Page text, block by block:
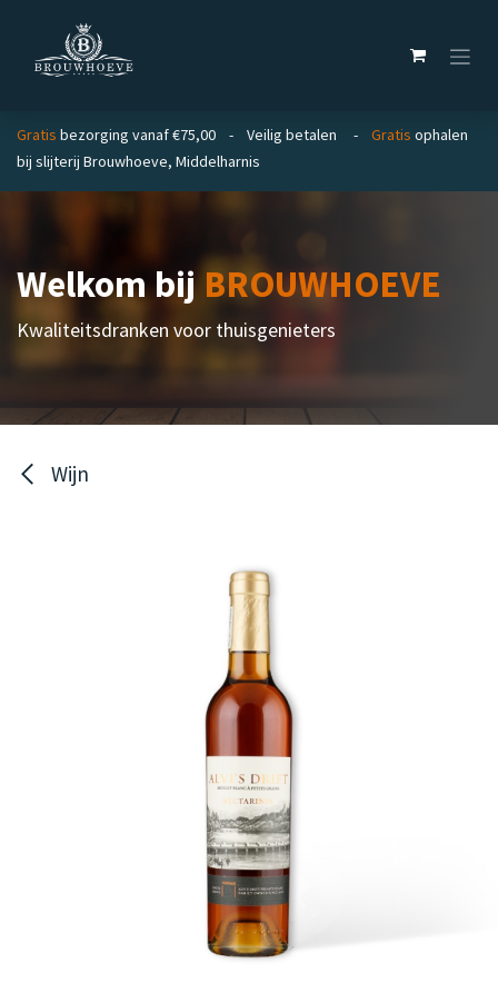
Gratis bezorging vanaf €75,00 - Veilig betalen - Gratis ophalen
bij slijterij Brouwhoeve, Middelharnis
Welkom bijBROUWHOEVE
Kwaliteitsdranken voor thuisgenieters
Wijn